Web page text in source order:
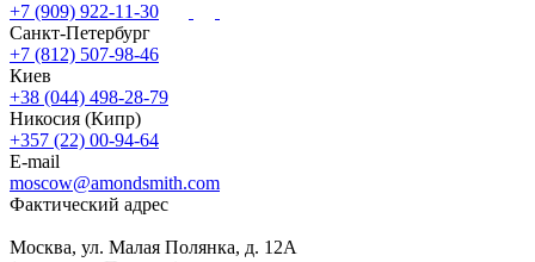
+7 (909) 922-11-30
Санкт-Петербург
+7 (812) 507-98-46
Киев
+38 (044) 498-28-79
Никосия (Кипр)
+357 (22) 00-94-64
E-mail
moscow@amondsmith.com
Фактический адрес
Москва, ул. Малая Полянка, д. 12А